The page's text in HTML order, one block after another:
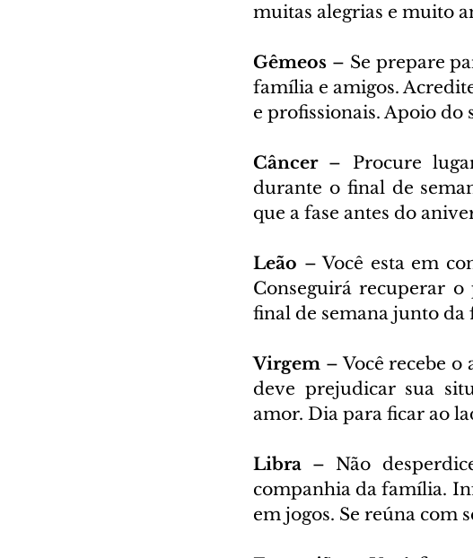
muitas alegrias e muito
Gêmeos – Se prepare
família e amigos.
e profissionais. Apoio do
Câncer – Procure
durante o final de
que a fase antes do
Leão – Você esta em
Conseguirá recuperar
final de semana junto da
Virgem – Você recebe o
deve prejudicar sua
amor. Dia para ficar ao
Libra – Não
companhia da família.
em jogos. Se reúna com